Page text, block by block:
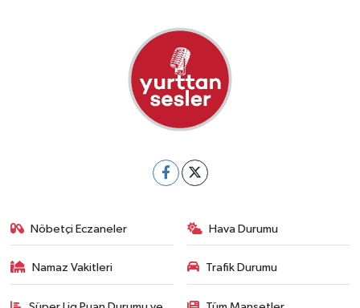
Nöbetçi Eczaneler Hava Durumu
Namaz Vakitleri Trafik Durumu